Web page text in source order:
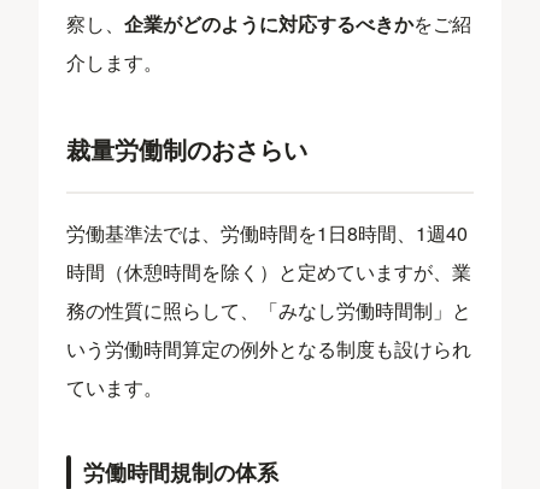
察し、企業がどのように対応するべきかをご紹
介します。
裁量労働制のおさらい
労働基準法では、労働時間を1日8時間、1週40
時間（休憩時間を除く）と定めていますが、業
務の性質に照らして、「みなし労働時間制」と
いう労働時間算定の例外となる制度も設けられ
ています。
労働時間規制の体系